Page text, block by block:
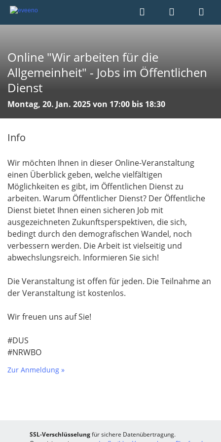
Online "Wir arbeiten für die
Allgemeinheit" - Jobs im Öffentlichen
Dienst
Montag, 20. Jan. 2025 von 17:00 bis 18:30
Info
Wir möchten Ihnen in dieser Online-Veranstaltung
einen Überblick geben, welche vielfältigen
Möglichkeiten es gibt, im Öffentlichen Dienst zu
arbeiten. Warum Öffentlicher Dienst? Der Öffentliche
Dienst bietet Ihnen einen sicheren Job mit
ausgezeichneten Zukunftsperspektiven, die sich,
bedingt durch den demografischen Wandel, noch
verbessern werden. Die Arbeit ist vielseitig und
abwechslungsreich. Informieren Sie sich!
Die Veranstaltung ist offen für jeden. Die Teilnahme an
der Veranstaltung ist kostenlos.
Wir freuen uns auf Sie!
#DUS
#NRWBO
Zur Anmeldung »
SSL-Verschlüsselungfür sichere Datenübertragung.